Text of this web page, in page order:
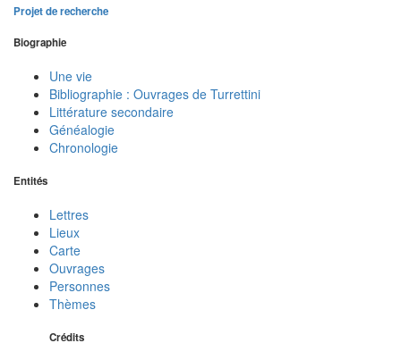
Projet de recherche
Biographie
Une vie
Bibliographie : Ouvrages de Turrettini
Littérature secondaire
Généalogie
Chronologie
Entités
Lettres
Lieux
Carte
Ouvrages
Personnes
Thèmes
Crédits